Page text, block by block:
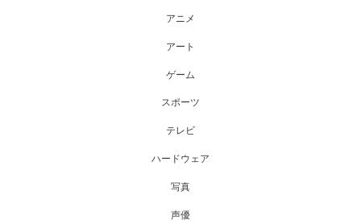
アニメ
アート
ゲーム
スポーツ
テレビ
ハードウェア
写真
声優